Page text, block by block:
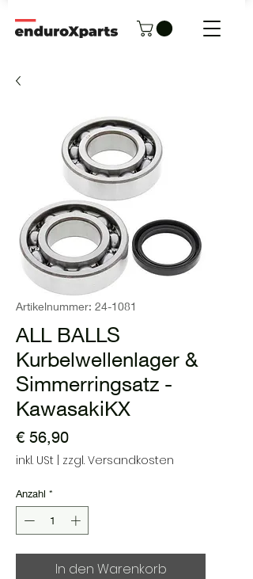
Artikelnummer: 24-1081
ALL BALLS
Kurbelwellenlager &
Simmerringsatz -
KawasakiKX
€ 56,90Preis
inkl. USt zzgl. Versandkosten
Anzahl *
In den Warenkorb